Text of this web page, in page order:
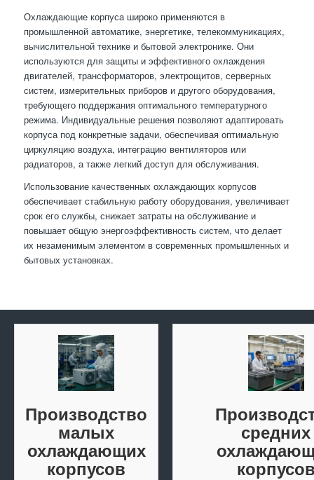
Охлаждающие корпуса широко применяются в
промышленной автоматике, энергетике, телекоммуникациях,
вычислительной технике и бытовой электронике. Они
используются для защиты и эффективного охлаждения
двигателей, трансформаторов, электрощитов, серверных
систем, измерительных приборов и другого оборудования,
требующего поддержания оптимального температурного
режима. Индивидуальные решения позволяют адаптировать
корпуса под конкретные задачи, обеспечивая оптимальную
циркуляцию воздуха, интеграцию вентиляторов или
радиаторов, а также легкий доступ для обслуживания.
Использование качественных охлаждающих корпусов
обеспечивает стабильную работу оборудования, увеличивает
срок его службы, снижает затраты на обслуживание и
повышает общую энергоэффективность систем, что делает
их незаменимым элементом в современных промышленных и
бытовых установках.
Производство
малых
охлаждающих
корпусов
средних